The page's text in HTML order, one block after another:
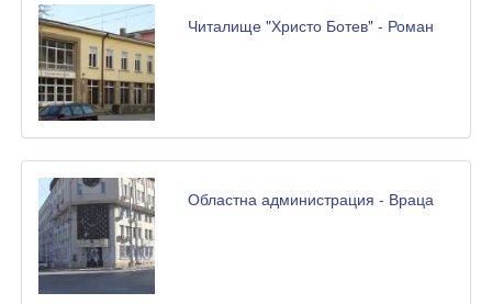
Читалище "Христо Ботев" - Роман
Областна администрация - Враца